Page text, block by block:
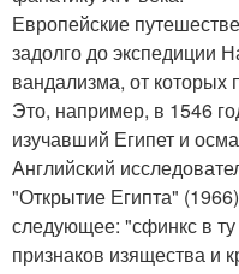
Европейские
задолго до экспедиции
вандализма, от которых
Это, например, в 1546
изучавший Египет и
Английский
"Открытие Египта"
следующее: "сфинкс в
признаков изящества и